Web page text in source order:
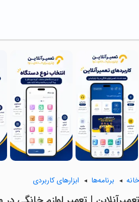
خانه برنامه‌ها ابزارهای کاربردی